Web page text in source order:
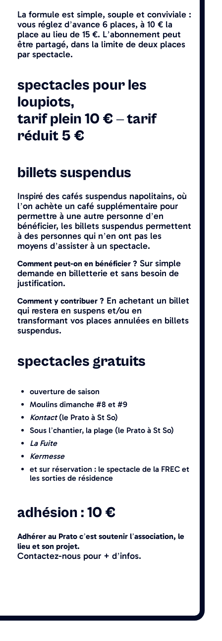
La formule est simple, souple et conviviale :
vous réglez d’avance 6 places, à 10 € la
place au lieu de 15 €. L’abonnement peut
être partagé, dans la limite de deux places
par spectacle.
spectacles pour les
loupiots,
tarif plein 10 € – tarif
réduit 5 €
billets suspendus
Inspiré des cafés suspendus napolitains, où
l’on achète un café supplémentaire pour
permettre à une autre personne d’en
bénéficier, les billets suspendus permettent
à des personnes qui n’en ont pas les
moyens d’assister à un spectacle.
Comment peut-on en bénéficier ? Sur simple
demande en billetterie et sans besoin de
justification.
Comment y contribuer ? En achetant un billet
qui restera en suspens et/ou en
transformant vos places annulées en billets
suspendus.
spectacles gratuits
ouverture de saison
Moulins dimanche #8 et #9
Kontact(le Prato à St So)
Sous l’chantier, la plage (le Prato à St So)
La Fuite
Kermesse
et sur réservation : le spectacle de la FREC et
les sorties de résidence
adhésion : 10 €
Adhérer au Prato c’est soutenir l’association, le
lieu et son projet.
Contactez-nous pour + d’infos.